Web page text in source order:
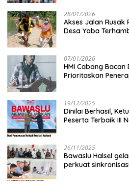
28/01/2026
Akses Jalan Rusak
Desa Yaba
07/01/2026
HMI Cabang Bacan
Prioritaskan
19/12/2025
Dinilai Berhasil,
Peserta Terbaik III
26/11/2025
Bawaslu Halsel
perkuat